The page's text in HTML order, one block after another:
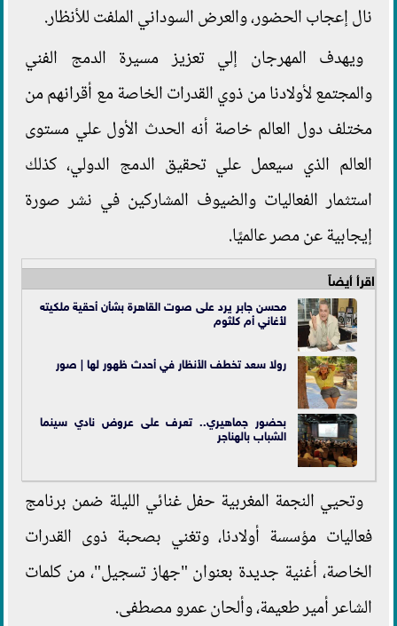
نال إعجاب الحضور، والعرض السوداني الملفت للأنظار.
ويهدف المهرجان إلي تعزيز مسيرة الدمج الفني
والمجتمع لأولادنا من ذوي القدرات الخاصة مع أقرانهم من
مختلف دول العالم خاصة أنه الحدث الأول علي مستوى
العالم الذي سيعمل علي تحقيق الدمج الدولي، كذلك
استثمار الفعاليات والضيوف المشاركين في نشر صورة
إيجابية عن مصر عالميًا.
اقرأ أيضاً
محسن جابر يرد على صوت القاهرة بشأن أحقية ملكيته
لأغاني أم كلثوم
رولا سعد تخطف الأنظار في أحدث ظهور لها | صور
بحضور جماهيري.. تعرف على عروض نادي سينما
الشباب بالهناجر
وتحيي النجمة المغربية حفل غنائي الليلة ضمن برنامج
فعاليات مؤسسة أولادنا، وتغني بصحبة ذوى القدرات
الخاصة، أغنية جديدة بعنوان "جهاز تسجيل"، من كلمات
الشاعر أمير طعيمة، وألحان عمرو مصطفى.